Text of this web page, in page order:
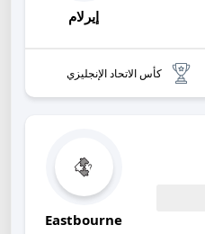
إيرلام
كأس الاتحاد الإنجليزي
Eastbourne